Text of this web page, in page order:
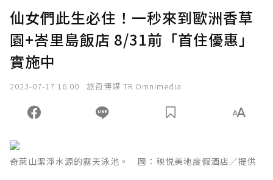
仙女們此生必住！一秒來到歐洲香草
園+峇里島飯店 8/31前「首住優惠」
實施中
2023-07-17 16:00 旅奇傳媒 TR Omnimedia
奇萊山潔淨水源的露天泳池。 圖：秧悦美地度假酒店／提供